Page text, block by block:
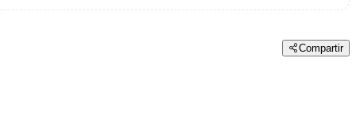
Compartir